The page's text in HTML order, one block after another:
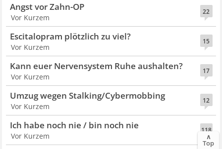
22
Angst vor Zahn-OP
Vor Kurzem
15
Escitalopram plötzlich zu viel?
Vor Kurzem
17
Kann euer Nervensystem Ruhe aushalten?
Vor Kurzem
12
Umzug wegen Stalking/Cybermobbing
Vor Kurzem
118
Ich habe noch nie / bin noch nie
Vor Kurzem ∧
Top